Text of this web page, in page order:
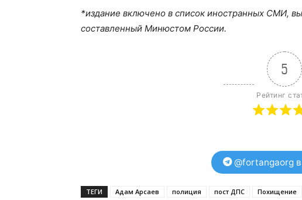
*издание включенo в список иностранных СМИ,
составленный Минюстом России.
5
Рейтинг
@fortangaorg
ТЕГИ Адам Арсаев полиция пост ДПС Похищение